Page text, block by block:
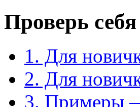
Проверь себя
1. Для
2. Для
3. Примеры